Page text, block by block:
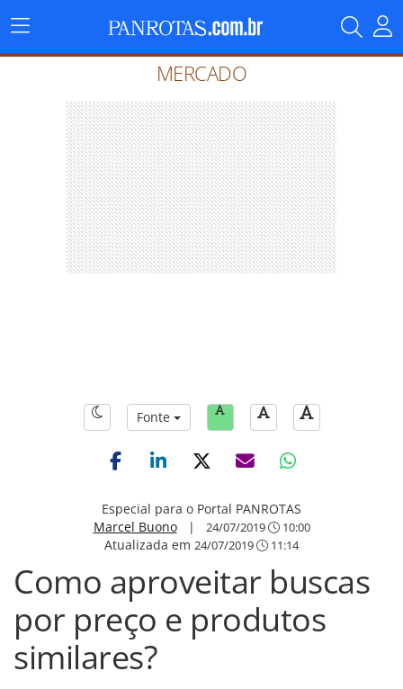
Menu
Principal
MERCADO
Fonte
Especial para o Portal PANROTAS
Marcel Buono| 24/07/2019 10:00
Atualizada em 24/07/2019 11:14
Como aproveitar buscas
por preço e produtos
similares?